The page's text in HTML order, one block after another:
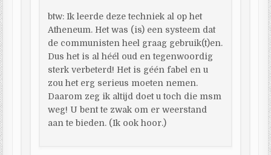
btw: Ik leerde deze techniek al op het
Atheneum. Het was (is) een systeem dat
de communisten heel graag gebruik(t)en.
Dus het is al héél oud en tegenwoordig
sterk verbeterd! Het is géén fabel en u
zou het erg serieus moeten nemen.
Daarom zeg ik altijd doet u toch die msm
weg! U bent te zwak om er weerstand
aan te bieden. (Ik ook hoor.)